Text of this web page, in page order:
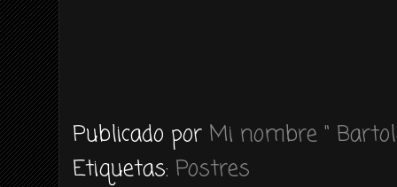
Publicado por Mi nombre "
Etiquetas: Postres